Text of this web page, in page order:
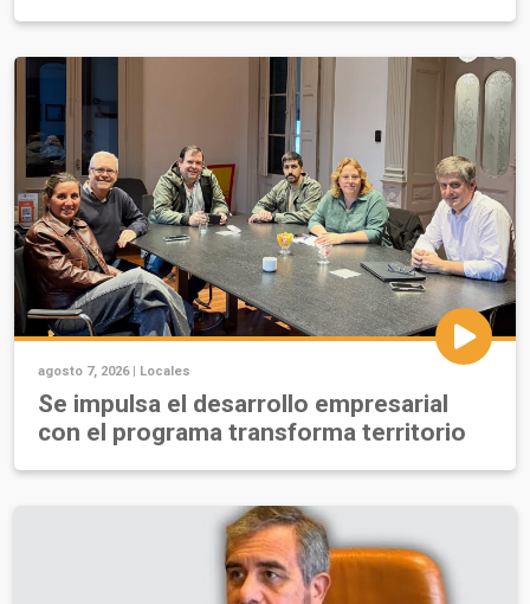
agosto 7, 2026 | Locales
Se impulsa el desarrollo empresarial
con el programa transforma territorio